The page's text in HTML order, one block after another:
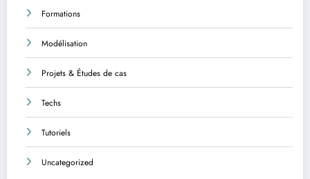
Formations
Modélisation
Projets & Études de cas
Techs
Tutoriels
Uncategorized